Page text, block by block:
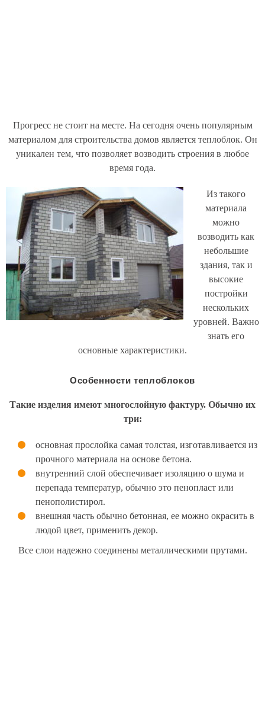
Прогресс не стоит на месте. На сегодня очень популярным
материалом для строительства домов является теплоблок. Он
уникален тем, что позволяет возводить строения в любое
время года.
Из такого
материала
можно
возводить как
небольшие
здания, так и
высокие
постройки
нескольких
уровней. Важно
знать его
основные характеристики.
Особенности теплоблоков
Такие изделия имеют многослойную фактуру. Обычно их
три:
основная прослойка самая толстая, изготавливается из
прочного материала на основе бетона.
внутренний слой обеспечивает изоляцию о шума и
перепада температур, обычно это пенопласт или
пенополистирол.
внешняя часть обычно бетонная, ее можно окрасить в
людой цвет, применить декор.
Все слои надежно соединены металлическими прутами.